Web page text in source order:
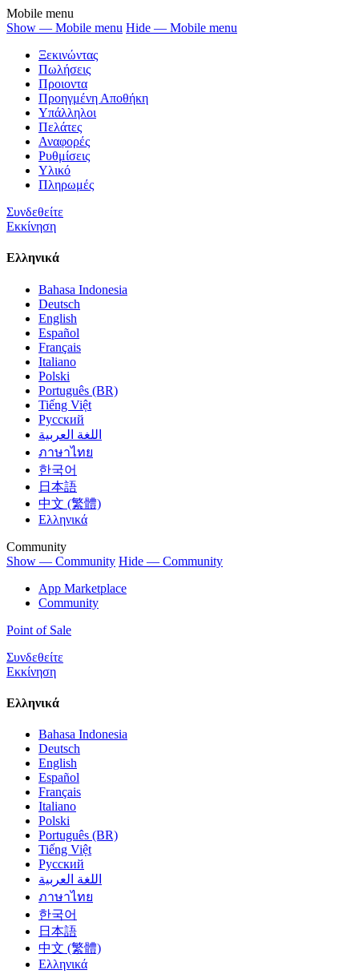
Mobile menu
Show — Mobile menu Hide — Mobile menu
Ξεκινώντας
Πωλήσεις
Προιοντα
Προηγμένη Αποθήκη
Υπάλληλοι
Πελάτες
Αναφορές
Ρυθμίσεις
Υλικό
Πληρωμές
Συνδεθείτε
Εκκίνηση
Ελληνικά
Bahasa Indonesia
Deutsch
English
Español
Français
Italiano
Polski
Português (BR)
Tiếng Việt
Русский
اللغة العربية
ภาษาไทย
한국어
日本語
中文 (繁體)
Ελληνικά
Community
Show — Community Hide — Community
App Marketplace
Community
Point of Sale
Συνδεθείτε
Εκκίνηση
Ελληνικά
Bahasa Indonesia
Deutsch
English
Español
Français
Italiano
Polski
Português (BR)
Tiếng Việt
Русский
اللغة العربية
ภาษาไทย
한국어
日本語
中文 (繁體)
Ελληνικά